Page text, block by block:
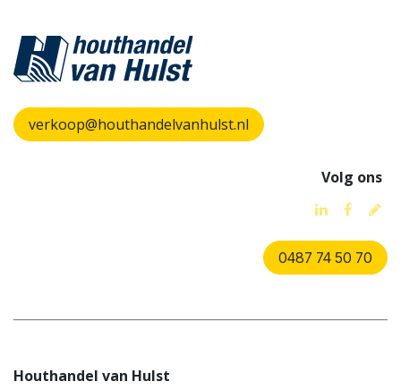
verkoop@houthandelvanhulst.nl
Volg ons
0487 74 50 70
Houthandel van Hulst